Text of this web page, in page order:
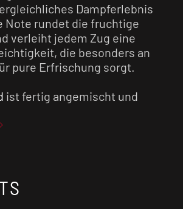
Dampferlebnis
Note rundet die fruchtige
verleiht jedem Zug eine
die besonders an
pure Erfrischung sorgt.
ist fertig angemischt und
Verdampferkopf ggf. zu